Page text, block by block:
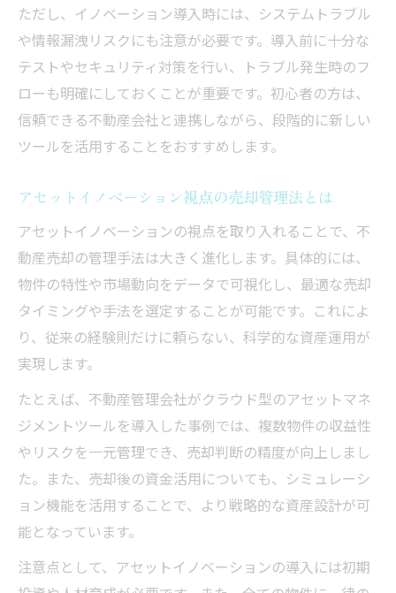
譲渡所得計算に役立つ管理ノウハウ紹介
PMの視点で考える不動産売却戦略の極意
PMが提案する不動産売却の新戦略と実務
管理と売却を一体で考える資産運用の秘訣
プロパティマネジメントから見た売却の最
適解
売却後も安心できる管理体制の構築方法
用法
ただし、イノベーション導入時には、システムトラブル
や情報漏洩リスクにも注意が必要です。導入前に十分な
テストやセキュリティ対策を行い、トラブル発生時のフ
ローも明確にしておくことが重要です。初心者の方は、
信頼できる不動産会社と連携しながら、段階的に新しい
ツールを活用することをおすすめします。
アセットイノベーション視点の売却管理法とは
アセットイノベーションの視点を取り入れることで、不
動産売却の管理手法は大きく進化します。具体的には、
物件の特性や市場動向をデータで可視化し、最適な売却
タイミングや手法を選定することが可能です。これによ
り、従来の経験則だけに頼らない、科学的な資産運用が
実現します。
たとえば、不動産管理会社がクラウド型のアセットマネ
ジメントツールを導入した事例では、複数物件の収益性
やリスクを一元管理でき、売却判断の精度が向上しまし
た。また、売却後の資金活用についても、シミュレーシ
ョン機能を活用することで、より戦略的な資産設計が可
能となっています。
注意点として、アセットイノベーションの導入には初期